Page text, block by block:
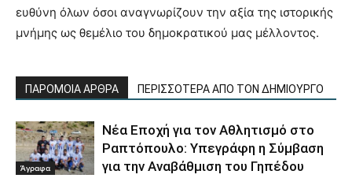
ευθύνη όλων όσοι αναγνωρίζουν την αξία της ιστορικής
μνήμης ως θεμέλιο του δημοκρατικού μας μέλλοντος.
ΠΑΡΟΜΟΙΑ ΑΡΘΡΑ ΠΕΡΙΣΣΟΤΕΡΑ ΑΠΟ ΤΟΝ ΔΗΜΙΟΥΡΓΟ
Άγραφα
Νέα Εποχή για τον Αθλητισμό στο
Ραπτόπουλο: Υπεγράφη η Σύμβαση
για την Αναβάθμιση του Γηπέδου